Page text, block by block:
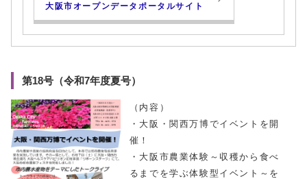
大阪市オープンデータポータルサイト
第18号（令和7年度夏号）
（内容）
・大阪・関西万博でイベントを開
催！
・大阪市農業体験～収穫から食べ
るまでを学ぶ体験型イベント～を